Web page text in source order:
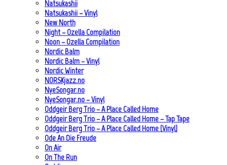
Natsukashii
Natsukashii – Vinyl
New North
Night – Ozella Compilation
Noon – Ozella Compilation
Nordic Balm
Nordic Balm – Vinyl
Nordic Winter
NORSKjazz.no
NyeSongar.no
NyeSongar.no – Vinyl
Oddgeir Berg Trio – A Place Called Home
Oddgeir Berg Trio – A Place Called Home – Tap Tape
Oddgeir Berg Trio – A Place Called Home (Vinyl)
Ode An Die Freude
On Air
On The Run